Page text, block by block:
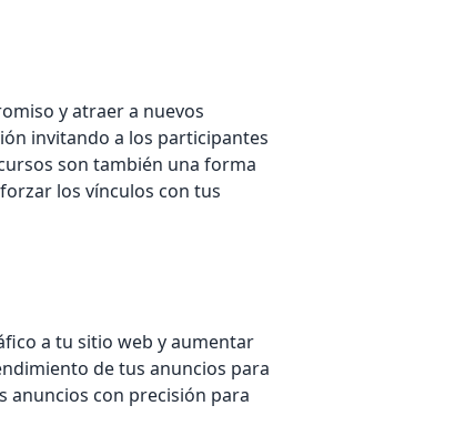
y atraer a nuevos
invitando a los participantes
son también una forma
los vínculos con tus
a tu sitio web y aumentar
de tus anuncios para
anuncios con precisión para